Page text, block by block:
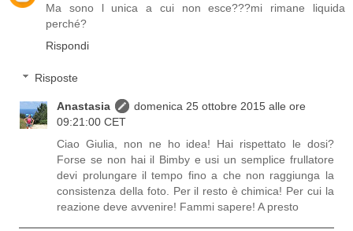
Ma sono l unica a cui non esce???mi rimane liquida
perché?
Rispondi
Risposte
Anastasia
domenica 25 ottobre 2015 alle ore
09:21:00 CET
Ciao Giulia, non ne ho idea! Hai rispettato le dosi?
Forse se non hai il Bimby e usi un semplice frullatore
devi prolungare il tempo fino a che non raggiunga la
consistenza della foto. Per il resto è chimica! Per cui la
reazione deve avvenire! Fammi sapere! A presto